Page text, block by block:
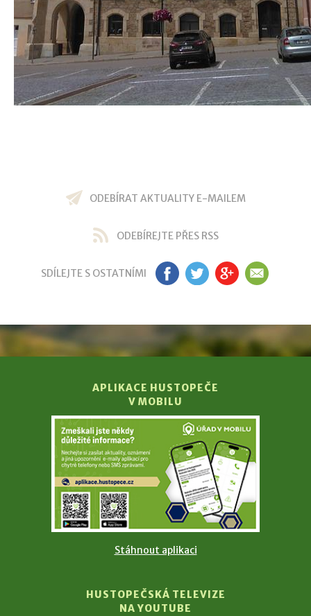
ODEBÍRAT AKTUALITY E-MAILEM
ODEBÍREJTE PŘES RSS
SDÍLEJTE S OSTATNÍMI FB TW GP EM
APLIKACE HUSTOPEČE
V MOBILU
Stáhnout aplikaci
HUSTOPEČSKÁ TELEVIZE
NA YOUTUBE